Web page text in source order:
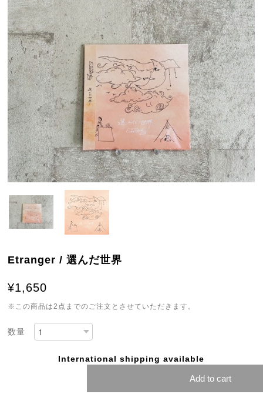
Etranger / 選んだ世界
¥1,650
※この商品は2点までのご注文とさせていただきます。
数量
International shipping available
Add to cart